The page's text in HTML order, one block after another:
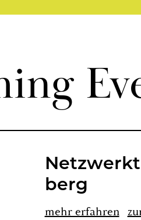
berg
mehr er­fah­ren